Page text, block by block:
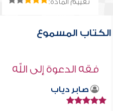
تقييم المادة:
الكتاب المسموع
فقه الدعوة إلى الله
صابر دياب